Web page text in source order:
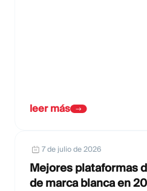
leer más
7 de julio de 2026
Mejores plataformas
de marca blanca en